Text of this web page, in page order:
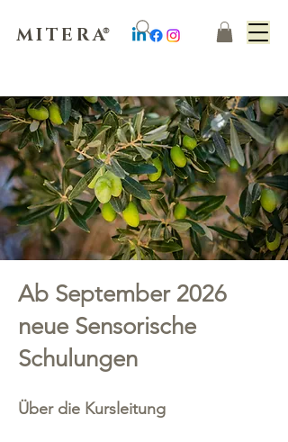
MITERA
®
Ab September 2026
neue Sensorische
Schulungen
Über die Kursleitung